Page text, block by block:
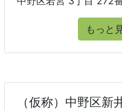
もっと
（仮称）中野区新